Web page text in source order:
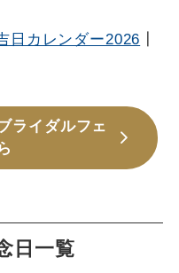
日カレンダー2026
ライダルフェ
日一覧